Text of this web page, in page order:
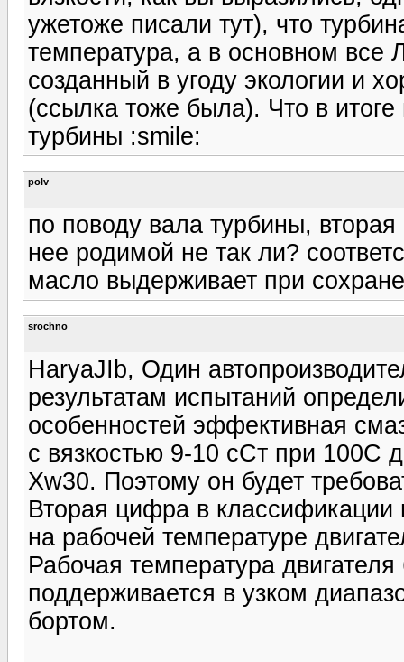
ужетоже писали тут), что
температура, а в основном все
созданный в угоду экологии и
(ссылка тоже была). Что в итоге
турбины :smile:
polv
по поводу вала турбины,
нее родимой не так ли?
масло выдерживает при
srochno
HaryaJIb, Один
результатам испытаний
особенностей эффективная
с вязкостью 9-10 сСт при 100С
Xw30. Поэтому он будет
Вторая цифра в классификации
на рабочей температуре
Рабочая температура
поддерживается в узком
бортом.